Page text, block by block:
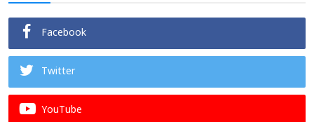
Facebook
Twitter
YouTube